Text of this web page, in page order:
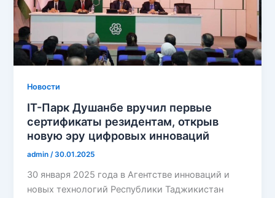
Новости
IT-Парк Душанбе вручил первые
сертификаты резидентам, открыв
новую эру цифровых инноваций
admin/30.01.2025
30 января 2025 года в Агентстве инноваций и
новых технологий Республики Таджикистан